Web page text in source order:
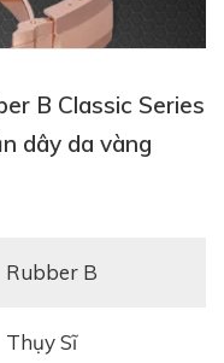
nhấn là cao su có
là chỉ thay phân dây
B Classic Series
dây da vàng
Rubber B
Thụy Sĩ